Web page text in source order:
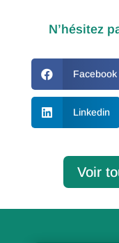
N’hésitez
 Facebook
 Linkedin
Voir